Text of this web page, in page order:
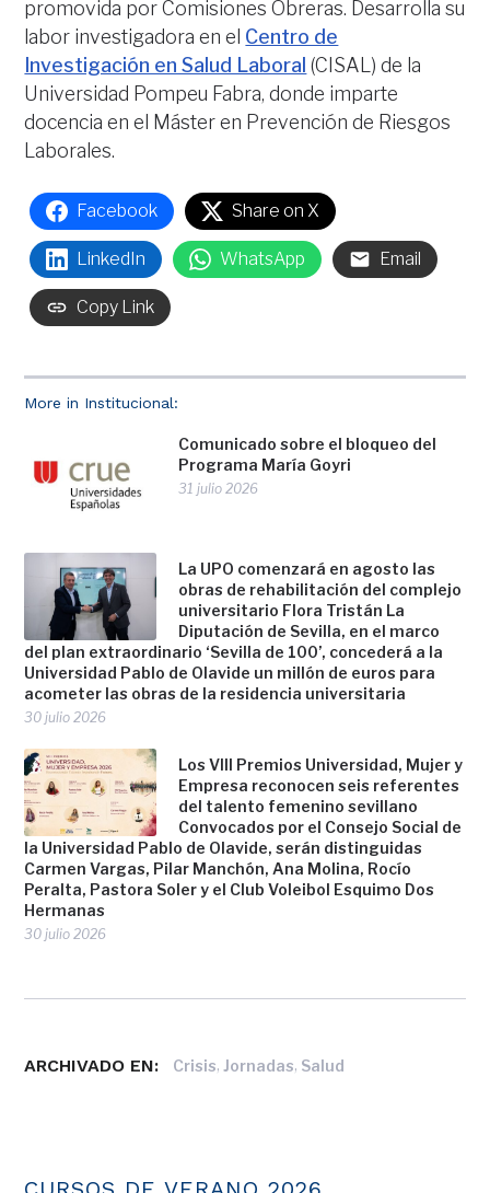
More in Institucional:
Comunicado sobre el bloqueo del
Programa María Goyri
31 julio 2026
La UPO comenzará en agosto las
obras de rehabilitación del complejo
universitario Flora Tristán La
Diputación de Sevilla, en el marco
del plan extraordinario ‘Sevilla de 100’, concederá a la
Universidad Pablo de Olavide un millón de euros para
acometer las obras de la residencia universitaria
30 julio 2026
Los VIII Premios Universidad, Mujer y
Empresa reconocen seis referentes
del talento femenino sevillano
Convocados por el Consejo Social de
la Universidad Pablo de Olavide, serán distinguidas
Carmen Vargas, Pilar Manchón, Ana Molina, Rocío
Peralta, Pastora Soler y el Club Voleibol Esquimo Dos
Hermanas
30 julio 2026
promovida por Comisiones Obreras. Desarrolla su
labor investigadora en el Centro de
Investigación en Salud Laboral (CISAL) de la
Universidad Pompeu Fabra, donde imparte
docencia en el Máster en Prevención de Riesgos
Laborales.
Facebook Share on X
LinkedIn WhatsApp Email
Copy Link
ARCHIVADO EN: Crisis,Jornadas, Salud